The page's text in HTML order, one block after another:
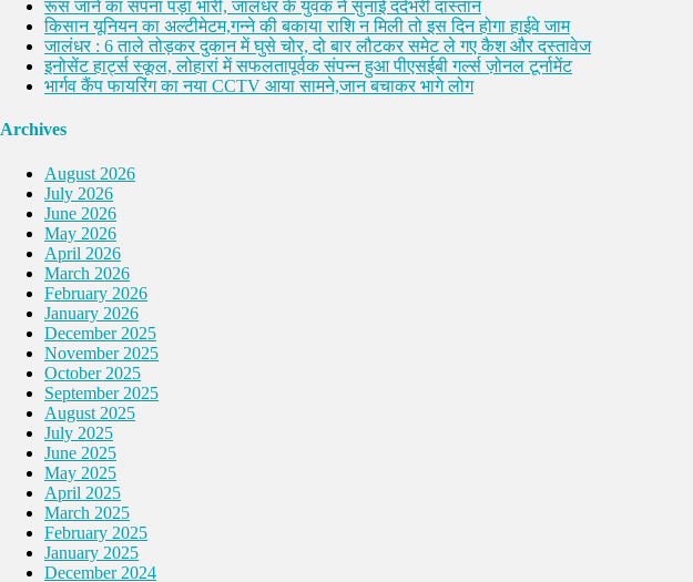
रूस जाने का सपना पड़ा भारी, जालंधर के युवक ने सुनाई दर्दभरी दास्तान
किसान यूनियन का अल्टीमेटम,गन्ने की बकाया राशि न मिली तो इस दिन होगा हाईवे जाम
जालंधर : 6 ताले तोड़कर दुकान में घुसे चोर, दो बार लौटकर समेट ले गए कैश और दस्तावेज
इनोसेंट हार्ट्स स्कूल, लोहारां में सफलतापूर्वक संपन्न हुआ पीएसईबी गर्ल्स ज़ोनल टूर्नामेंट
भार्गव कैंप फायरिंग का नया CCTV आया सामने,जान बचाकर भागे लोग
Archives
August 2026
July 2026
June 2026
May 2026
April 2026
March 2026
February 2026
January 2026
December 2025
November 2025
October 2025
September 2025
August 2025
July 2025
June 2025
May 2025
April 2025
March 2025
February 2025
January 2025
December 2024